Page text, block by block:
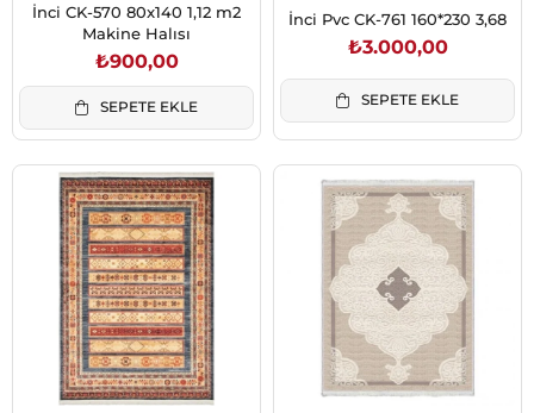
İnci CK-570 80x140 1,12 m2
Makine Halısı
₺900,00
SEPETE EKLE
İnci Pvc CK-761 160*230 3,68
₺3.000,00
SEPETE EKLE